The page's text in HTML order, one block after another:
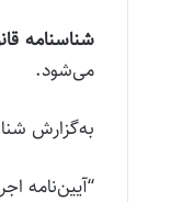
شناسنامه
می‌شود.
به‌گزارش
“آیین‌نامه